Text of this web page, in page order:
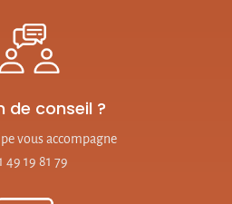
de conseil ?
vous accompagne
49 19 81 79